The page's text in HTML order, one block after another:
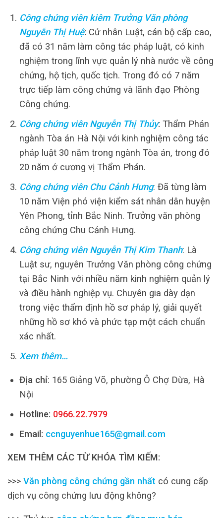
Công chứng viên kiêm Trưởng Văn phòng
Nguyễn Thị Huệ: Cử nhân Luật, cán bộ cấp cao,
đã có 31 năm làm công tác pháp luật, có kinh
nghiệm trong lĩnh vực quản lý nhà nước về công
chứng, hộ tịch, quốc tịch. Trong đó có 7 năm
trực tiếp làm công chứng và lãnh đạo Phòng
Công chứng.
Công chứng viên Nguyễn Thị Thủy: Thẩm Phán
ngành Tòa án Hà Nội với kinh nghiệm công tác
pháp luật 30 năm trong ngành Tòa án, trong đó
20 năm ở cương vị Thẩm Phán.
Công chứng viên Chu Cảnh Hưng: Đã từng làm
10 năm Viện phó viện kiểm sát nhân dân huyện
Yên Phong, tỉnh Bắc Ninh. Trưởng văn phòng
công chứng Chu Cảnh Hưng.
Công chứng viên Nguyễn Thị Kim Thanh: Là
Luật sư, nguyên Trưởng Văn phòng công chứng
tại Bắc Ninh với nhiều năm kinh nghiệm quản lý
và điều hành nghiệp vụ. Chuyên gia dày dạn
trong việc thẩm định hồ sơ pháp lý, giải quyết
những hồ sơ khó và phức tạp một cách chuẩn
xác nhất.
Xem thêm…
Địa chỉ: 165 Giảng Võ, phường Ô Chợ Dừa, Hà
Nội
Hotline: 0966.22.7979
Email: ccnguyenhue165@gmail.com
XEM THÊM CÁC TỪ KHÓA TÌM KIẾM:
>>> Văn phòng công chứng gần nhất có cung cấp
dịch vụ công chứng lưu động không?